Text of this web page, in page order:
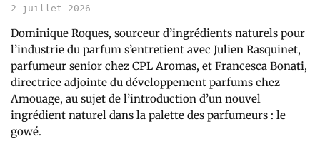
2 juillet 2026
Dominique Roques, sourceur d’ingrédients naturels pour
l’industrie du parfum s’entretient avec Julien Rasquinet,
parfumeur senior chez CPL Aromas, et Francesca Bonati,
directrice adjointe du développement parfums chez
Amouage, au sujet de l’introduction d’un nouvel
ingrédient naturel dans la palette des parfumeurs : le
gowé.